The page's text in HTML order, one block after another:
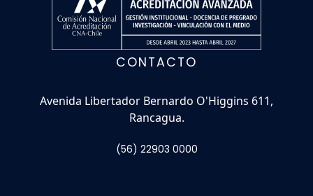
CONTACTO
Avenida Libertador Bernardo O'Higgins 611,
Rancagua.
(56) 22903 0000